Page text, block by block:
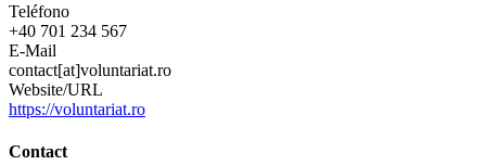
Teléfono
+40 701 234 567
E-Mail
contact[at]voluntariat.ro
Website/URL
https://voluntariat.ro
Contact